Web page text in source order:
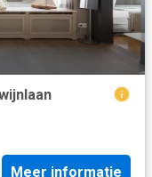
Meer informatie